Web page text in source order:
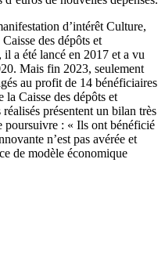
d’intérêt Culture,
des dépôts et
a été lancé en 2017 et a vu
Mais fin 2023, seulement
au profit de 14 bénéficiaires
Caisse des dépôts et
présentent un bilan très
poursuivre : « Ils ont bénéficié
n’est pas avérée et
de modèle économique